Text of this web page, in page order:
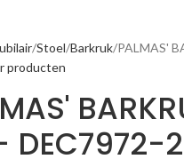
Stoel Barkruk PALMAS'
producten
DEC7972-2